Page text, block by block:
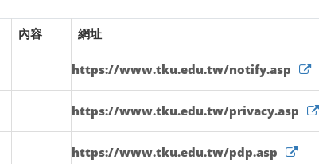
內容 網址
https://www.tku.edu.tw/notify.asp
https://www.tku.edu.tw/privacy.asp
https://www.tku.edu.tw/pdp.asp